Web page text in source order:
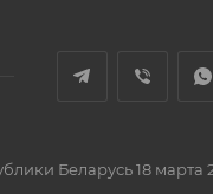
Беларусь 18